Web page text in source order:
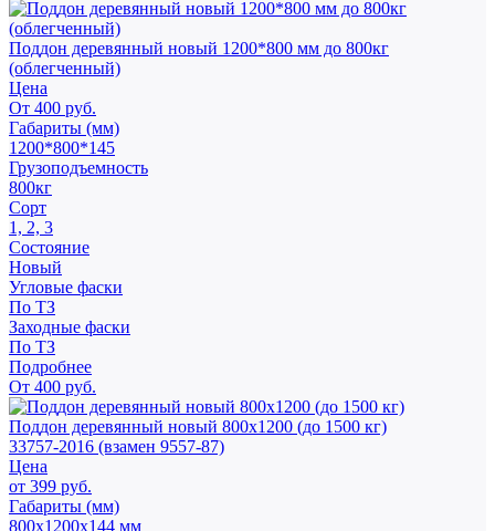
Поддон деревянный новый 1200*800 мм до 800кг
(облегченный)
Цена
От 400 руб.
Габариты (мм)
1200*800*145
Грузоподъемность
800кг
Сорт
1, 2, 3
Состояние
Новый
Угловые фаски
По ТЗ
Заходные фаски
По ТЗ
Подробнее
От 400 руб.
Поддон деревянный новый 800х1200 (до 1500 кг)
33757-2016 (взамен 9557-87)
Цена
от 399 руб.
Габариты (мм)
800х1200х144 мм